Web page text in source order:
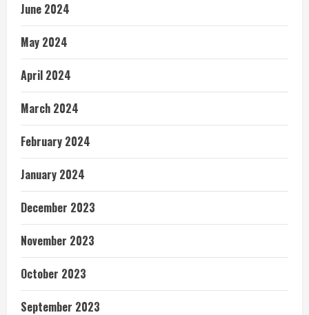
June 2024
May 2024
April 2024
March 2024
February 2024
January 2024
December 2023
November 2023
October 2023
September 2023